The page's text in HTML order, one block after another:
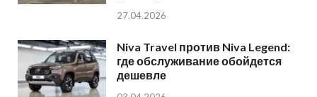
27.04.2026
Niva Travel против Niva Legend:
где обслуживание обойдется
дешевле